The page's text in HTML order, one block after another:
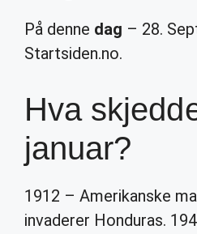
På denne dag – 28.
Startsiden.no.
Hva
januar?
1912 – Amerikanske
invaderer Honduras.